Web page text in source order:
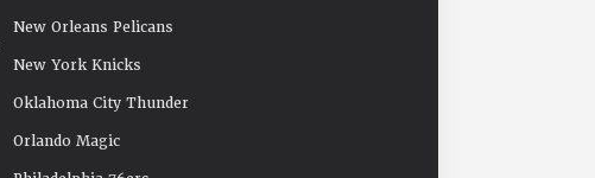
New Orleans Pelicans
New York Knicks
Oklahoma City Thunder
Orlando Magic